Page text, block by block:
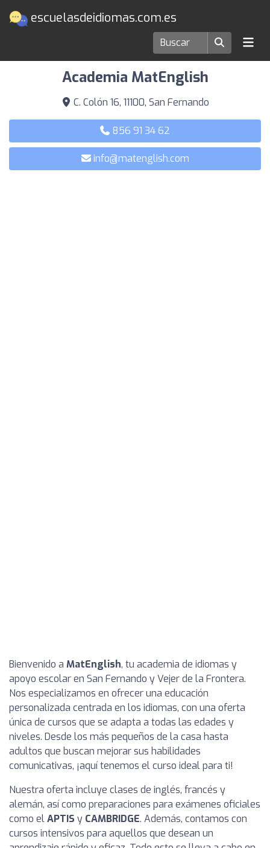
escuelasdeidiomas.com.es
Escuelas de idiomas en San Fernando
Academia MatEnglish
C. Colón 16, 11100, San Fernando
856 91 34 62
info@matenglish.com
Bienvenido a MatEnglish, tu academia de idiomas y
apoyo escolar en San Fernando y Vejer de la Frontera.
Nos especializamos en ofrecer una educación
personalizada centrada en los idiomas, con una oferta
única de cursos que se adapta a todas las edades y
niveles. Desde los más pequeños de la casa hasta
adultos que buscan mejorar sus habilidades
comunicativas, ¡aquí tenemos el curso ideal para ti!
Nuestra oferta incluye clases de inglés, francés y
alemán, así como preparaciones para exámenes oficiales
como elAPTIS y CAMBRIDGE. Además, contamos con
cursos intensivos para aquellos que desean un